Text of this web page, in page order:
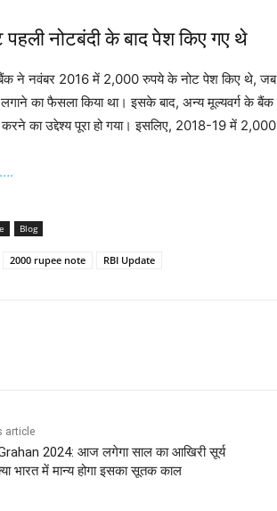
पहली नोटबंदी के बाद पेश किए गए थे
ने नवंबर 2016 में 2,000 रुपये के नोट पेश किए थे,
का फैसला किया था। इसके बाद, अन्य मूल्यवर्ग के बैंक
का उद्देश्य पूरा हो गया। इसलिए, 2018-19 में
Blog
2000 rupee note RBI Update
article
2024: आज लगेगा साल का आखिरी सूर्य
भारत में मान्य होगा इसका सूतक काल